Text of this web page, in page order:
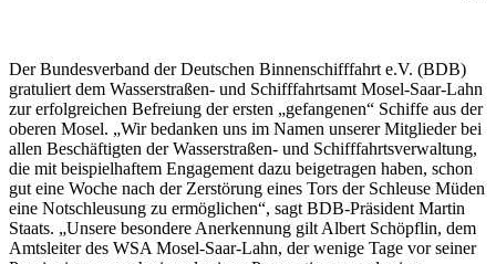
Der Bundesverband der Deutschen Binnenschifffahrt e.V. (BDB)
gratuliert dem Wasserstraßen- und Schifffahrtsamt Mosel-Saar-Lahn
zur erfolgreichen Befreiung der ersten „gefangenen“ Schiffe aus der
oberen Mosel. „Wir bedanken uns im Namen unserer Mitglieder bei
allen Beschäftigten der Wasserstraßen- und Schifffahrtsverwaltung,
die mit beispielhaftem Engagement dazu beigetragen haben, schon
gut eine Woche nach der Zerstörung eines Tors der Schleuse Müden
eine Notschleusung zu ermöglichen“, sagt BDB-Präsident Martin
Staats. „Unsere besondere Anerkennung gilt Albert Schöpflin, dem
Amtsleiter des WSA Mosel-Saar-Lahn, der wenige Tage vor seiner